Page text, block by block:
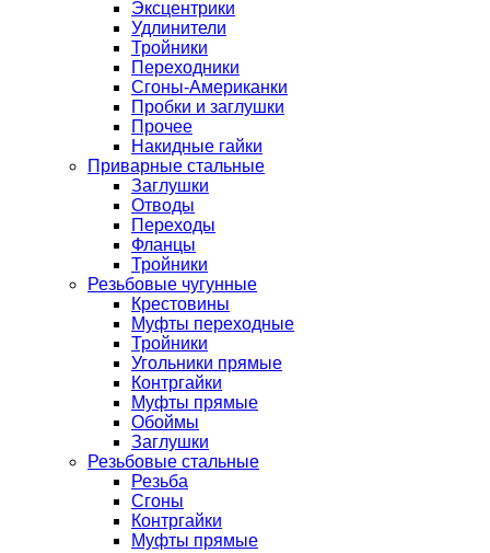
Эксцентрики
Удлинители
Тройники
Переходники
Сгоны-Американки
Пробки и заглушки
Прочее
Накидные гайки
Приварные стальные
Заглушки
Отводы
Переходы
Фланцы
Тройники
Резьбовые чугунные
Крестовины
Муфты переходные
Тройники
Угольники прямые
Контргайки
Муфты прямые
Обоймы
Заглушки
Резьбовые стальные
Резьба
Сгоны
Контргайки
Муфты прямые